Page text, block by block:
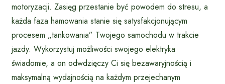
motoryzacji. Zasięg przestanie być powodem do stresu, a
każda faza hamowania stanie się satysfakcjonującym
procesem „tankowania” Twojego samochodu w trakcie
jazdy. Wykorzystuj możliwości swojego elektryka
świadomie, a on odwdzięczy Ci się bezawaryjnością i
maksymalną wydajnością na każdym przejechanym